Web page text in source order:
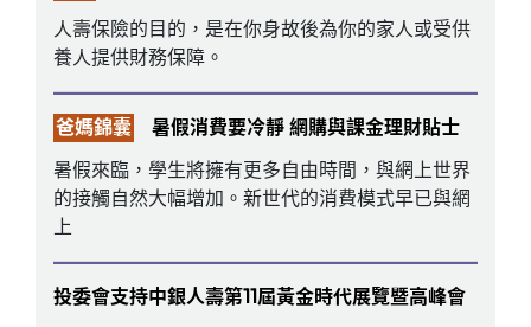
人壽保險的目的，是在你身故後為你的家人或受供
養人提供財務保障。
爸媽錦囊
暑假消費要冷靜 網購與課金理財貼士
暑假來臨，學生將擁有更多自由時間，與網上世界
的接觸自然大幅增加。新世代的消費模式早已與網
上
投委會支持中銀人壽第11屆黃金時代展覽暨高峰會